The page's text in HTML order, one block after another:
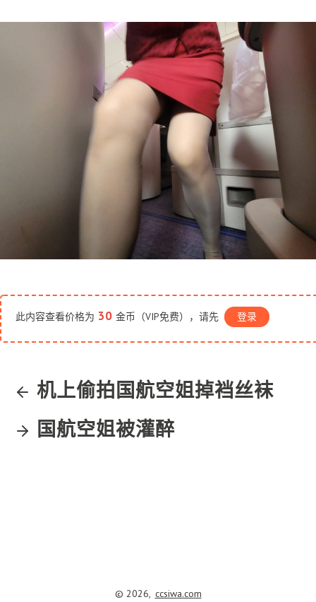
此内容查看价格为 30 金币（VIP免费），请先 登录
机上偷拍国航空姐掉裆丝袜
国航空姐被灌醉
© 2026, ccsiwa.com